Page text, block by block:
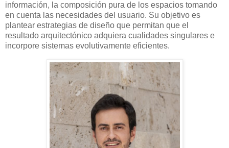
información, la composición pura de los espacios tomando
en cuenta las necesidades del usuario. Su objetivo es
plantear estrategias de diseño que permitan que el
resultado arquitectónico adquiera cualidades singulares e
incorpore sistemas evolutivamente eficientes.